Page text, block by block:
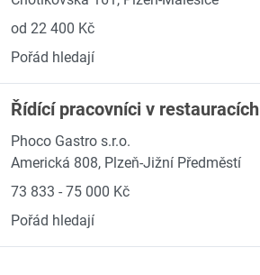
od 22 400 Kč
Pořád hledají
Řídící pracovníci v restauracích
Phoco Gastro s.r.o.
Americká 808, Plzeň-Jižní Předměstí
73 833 - 75 000 Kč
Pořád hledají